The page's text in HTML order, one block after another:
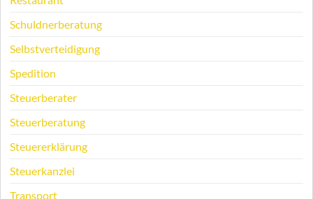
Schuldnerberatung
Selbstverteidigung
Spedition
Steuerberater
Steuerberatung
Steuererklärung
Steuerkanzlei
Transport